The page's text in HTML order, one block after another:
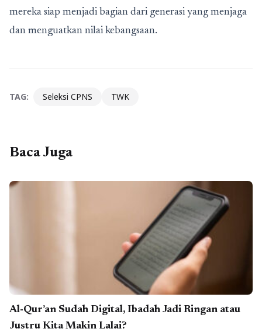
mereka siap menjadi bagian dari generasi yang menjaga
dan menguatkan nilai kebangsaan.
TAG: Seleksi CPNS TWK
Baca Juga
Al-Qur’an Sudah Digital, Ibadah Jadi Ringan atau
Justru Kita Makin Lalai?